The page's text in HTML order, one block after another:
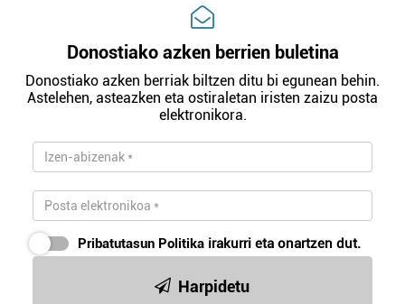
Donostiako azken berrien buletina
Donostiako azken berriak biltzen ditu bi egunean behin.
Astelehen, asteazken eta ostiraletan iristen zaizu posta
elektronikora.
Pribatutasun Politika irakurri eta onartzen dut.
Harpidetu